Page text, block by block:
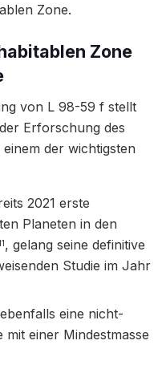
Zone.
Zone
von L 98-59 f stellt
Erforschung des
der wichtigsten
2021 erste
Planeten in den
, gelang seine definitive
Studie im Jahr
eine nicht-
einer Mindestmasse